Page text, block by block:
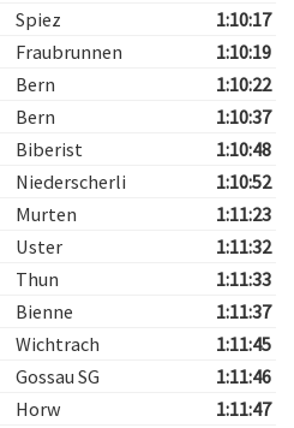
Spiez
1:10:17
Fraubrunnen
1:10:19
Bern
1:10:22
Bern
1:10:37
Biberist
1:10:48
Niederscherli
1:10:52
Murten
1:11:23
Uster
1:11:32
Thun
1:11:33
Bienne
1:11:37
Wichtrach
1:11:45
Gossau SG
1:11:46
Horw
1:11:47